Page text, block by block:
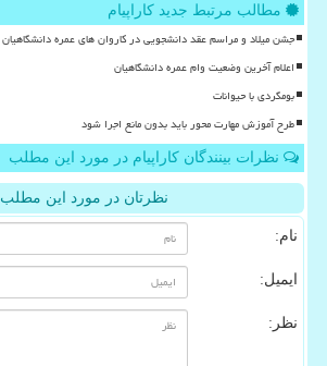
مطالب مرتبط جدید کاراپیام
جشن میلاد و مراسم عقد دانشجویی در کاروان های عمره دانشگاهیان
اعلام آخرین وضعیت وام عمره دانشگاهیان
بومگردی با حیوانات
طرح آموزش مهارت محور باید بدون مانع اجرا شود
نظرات بینندگان کاراپیام در مورد این مطلب
نظرتان در مورد این مطلب
نام:
ایمیل:
نظر: